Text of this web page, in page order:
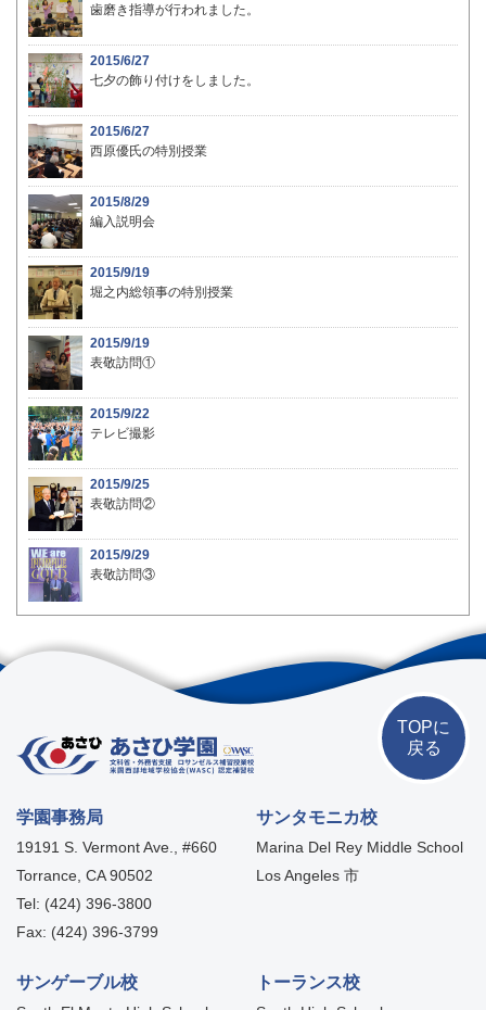
歯磨き指導が行われました。
2015/6/27
七夕の飾り付けをしました。
2015/6/27
西原優氏の特別授業
2015/8/29
編入説明会
2015/9/19
堀之内総領事の特別授業
2015/9/19
表敬訪問①
2015/9/22
テレビ撮影
2015/9/25
表敬訪問②
2015/9/29
表敬訪問③
TOPに
戻る
学園事務局
19191 S. Vermont Ave., #660
Torrance, CA 90502
Tel: (424) 396-3800
Fax: (424) 396-3799
サンタモニカ校
Marina Del Rey Middle School
Los Angeles 市
サンゲーブル校 トーランス校